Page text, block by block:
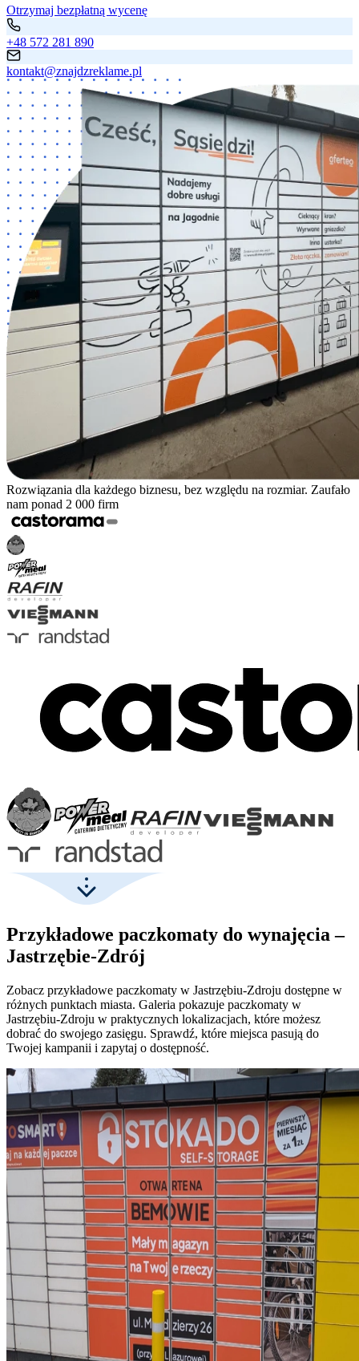
Otrzymaj bezpłatną wycenę
+48 572 281 890
kontakt@znajdzreklame.pl
Rozwiązania dla każdego biznesu, bez względu na rozmiar. Zaufało
nam ponad 2 000 firm
Przykładowe paczkomaty do wynajęcia –
Jastrzębie-Zdrój
Zobacz przykładowe paczkomaty w Jastrzębiu-Zdroju dostępne w
różnych punktach miasta. Galeria pokazuje paczkomaty w
Jastrzębiu-Zdroju w praktycznych lokalizacjach, które możesz
dobrać do swojego zasięgu. Sprawdź, które miejsca pasują do
Twojej kampanii i zapytaj o dostępność.